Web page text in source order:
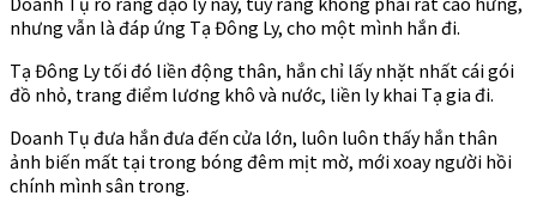
nhưng vẫn là đáp ứng Tạ Đông Ly, cho một mình hắn đi.
Tạ Đông Ly tối đó liền động thân, hắn chỉ lấy nhặt nhất cái gói
đồ nhỏ, trang điểm lương khô và nước, liền ly khai Tạ gia đi.
Doanh Tụ đưa hắn đưa đến cửa lớn, luôn luôn thấy hắn thân
ảnh biến mất tại trong bóng đêm mịt mờ, mới xoay người hồi
chính mình sân trong.